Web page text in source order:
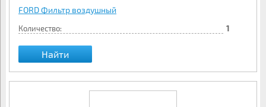
FORD Фильтр воздушный
Количество: 1
Найти